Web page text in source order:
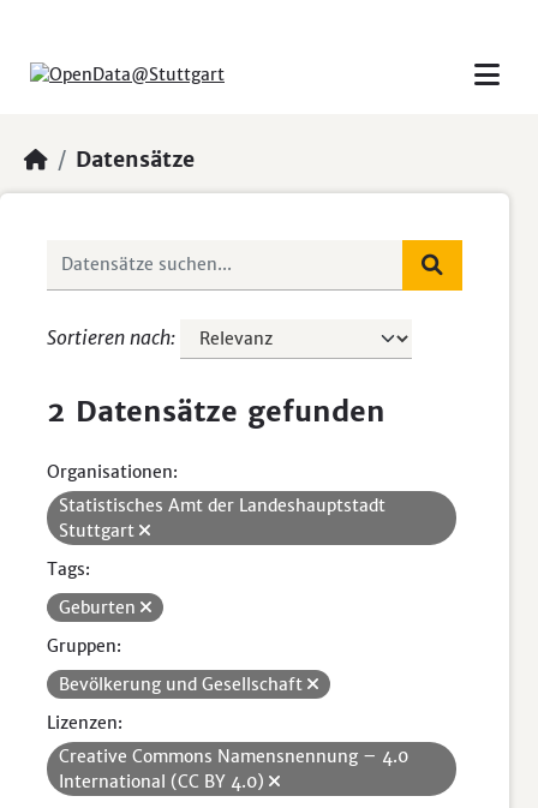
Datensätze
Sortieren nach
2 Datensätze gefunden
Organisationen:
Statistisches Amt der Landeshauptstadt
Stuttgart
Tags:
Geburten
Gruppen:
Bevölkerung und Gesellschaft
Lizenzen:
Creative Commons Namensnennung – 4.0
International (CC BY 4.0)